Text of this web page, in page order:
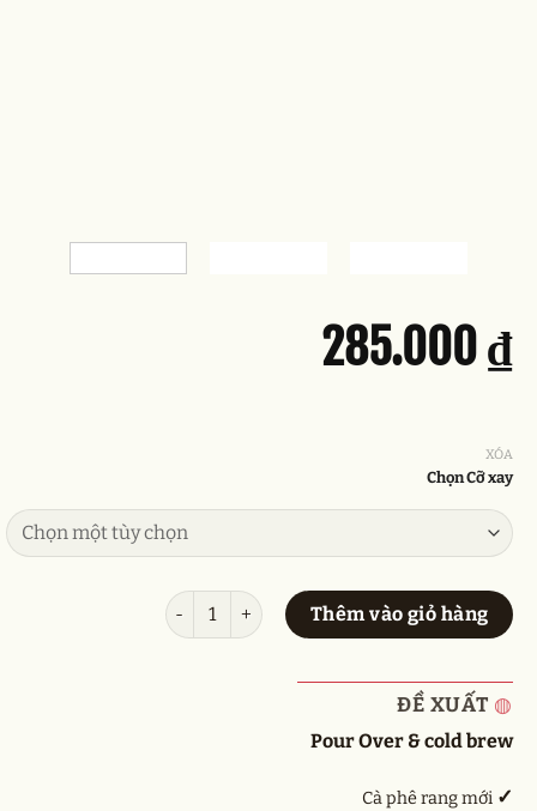
285.000₫
Chọn Cỡ xay
XÓA
ETHIOPIA YIRGACHEFFE ARICHA số lượng
Thêm vào giỏ hàng
ĐỀ XUẤT ◍
Pour Over & cold brew
Cà phê rang mới ✓